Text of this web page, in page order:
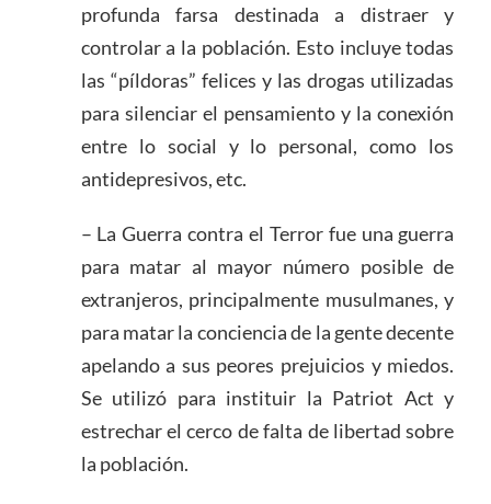
profunda farsa destinada a distraer y
controlar a la población. Esto incluye todas
las “píldoras” felices y las drogas utilizadas
para silenciar el pensamiento y la conexión
entre lo social y lo personal, como los
antidepresivos, etc.
– La Guerra contra el Terror fue una guerra
para matar al mayor número posible de
extranjeros, principalmente musulmanes, y
para matar la conciencia de la gente decente
apelando a sus peores prejuicios y miedos.
Se utilizó para instituir la Patriot Act y
estrechar el cerco de falta de libertad sobre
la población.